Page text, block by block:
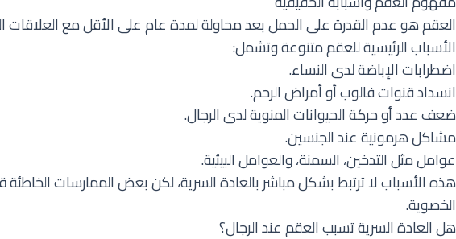
العقم هو عدم القدرة على الحمل بعد محاولة لمدة عام على الأقل مع العلاقات
الأسباب الرئيسية للعقم متنوعة وتشمل:
اضطرابات الإباضة لدى النساء.
انسداد قنوات فالوب أو أمراض الرحم.
ضعف عدد أو حركة الحيوانات المنوية لدى الرجال.
مشاكل هرمونية عند الجنسين.
عوامل مثل التدخين، السمنة، والعوامل البيئية.
هذه الأسباب لا ترتبط بشكل مباشر بالعادة السرية، لكن بعض الممارسات الخاطئة
الخصوية.
هل العادة السرية تسبب العقم عند الرجال؟